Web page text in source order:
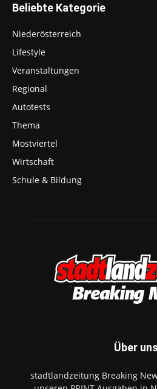
Beliebte Kategorie
Niederösterreich
Lifestyle
Veranstaltungen
Regional
Autotests
Thema
Mostviertel
Wirtschaft
Schule & Bildung
Über uns
stadtlandzeitung Breaking